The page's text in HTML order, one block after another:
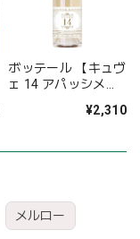
メルロー
ボッテール 【キュヴ
ェ 14 アパッシメン
¥2,310